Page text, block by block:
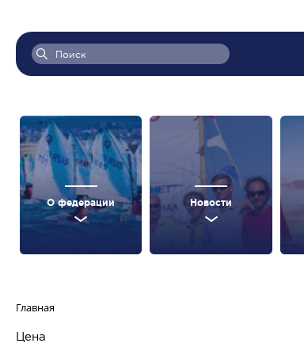
О федерации Новости
Главная
Цена